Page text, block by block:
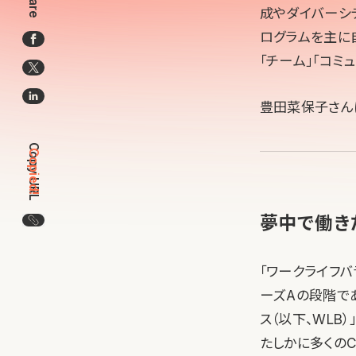
Copy URL
Copied!
この記事のURLをコピー
成やダイバーシ
ログラムを主に
「チーム」「コ
豊田菜保子さん
夢中で働き
「ワークライフ
ーズAの段階で
ス（以下、WLB
たしかに多くの